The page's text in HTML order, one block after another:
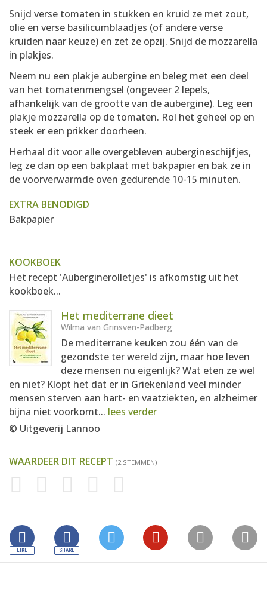
Snijd verse tomaten in stukken en kruid ze met zout,
olie en verse basilicumblaadjes (of andere verse
kruiden naar keuze) en zet ze opzij. Snijd de mozzarella
in plakjes.
Neem nu een plakje aubergine en beleg met een deel
van het tomatenmengsel (ongeveer 2 lepels,
afhankelijk van de grootte van de aubergine). Leg een
plakje mozzarella op de tomaten. Rol het geheel op en
steek er een prikker doorheen.
Herhaal dit voor alle overgebleven aubergineschijfjes,
leg ze dan op een bakplaat met bakpapier en bak ze in
de voorverwarmde oven gedurende 10-15 minuten.
EXTRA BENODIGD
Bakpapier
KOOKBOEK
Het recept 'Auberginerolletjes' is afkomstig uit het
kookboek...
Het mediterrane dieet
Wilma van Grinsven-Padberg
De mediterrane keuken zou één van de
gezondste ter wereld zijn, maar hoe leven
deze mensen nu eigenlijk? Wat eten ze wel
en niet? Klopt het dat er in Griekenland veel minder
mensen sterven aan hart- en vaatziekten, en alzheimer
bijna niet voorkomt... lees verder
© Uitgeverij Lannoo
WAARDEER DIT RECEPT (2 STEMMEN)